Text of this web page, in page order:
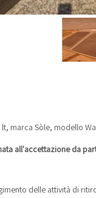
marca Sòle, modello
all'accettazione da
delle attività di